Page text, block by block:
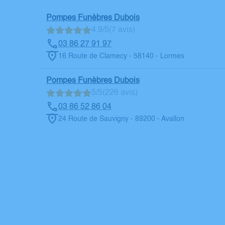
Pompes Funèbres Dubois
4.9/5(7 avis)
03 86 27 91 97
16 Route de Clamecy - 58140 - Lormes
Pompes Funèbres Dubois
5/5(226 avis)
03 86 52 86 04
24 Route de Sauvigny - 89200 - Avallon